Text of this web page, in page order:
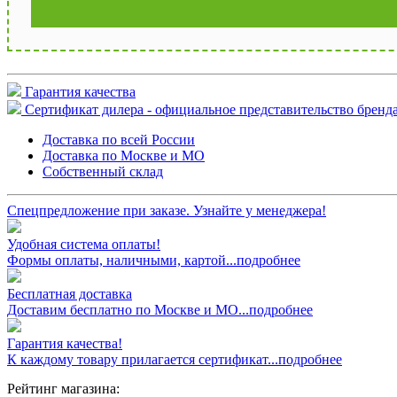
Гарантия качества
Сертификат дилера - официальное представительство
Доставка по всей России
Доставка по Москве и МО
Собственный склад
Спецпредложение при заказе. Узнайте у менеджера!
Удобная система оплаты!
Формы оплаты, наличными, картой...подробнее
Бесплатная доставка
Доставим бесплатно по Москве и МО...подробнее
Гарантия качества!
К каждому товару прилагается сертификат...подробнее
Рейтинг магазина: